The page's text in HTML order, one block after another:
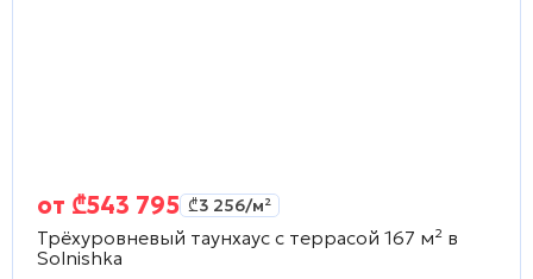
от ₾543 795 ₾3 256/м²
Трёхуровневый таунхаус с террасой 167 м² в
Solnishka